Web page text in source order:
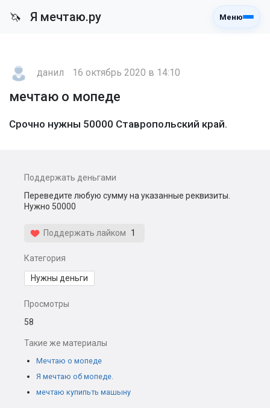
🦄 Я мечтаю.ру Меню
данил 16 октябрь 2020 в 14:10
мечтаю о мопеде
Срочно нужны 50000 Ставропольский край.
Поддержать деньгами
Переведите любую сумму на указанные реквизиты.
Нужно 50000
Поддержать лайком 1
Категория
Нужны деньги
Просмотры
58
Такие же материалы
Мечтаю о мопеде
Я мечтаю об мопеде.
мечтаю купипьть машыну